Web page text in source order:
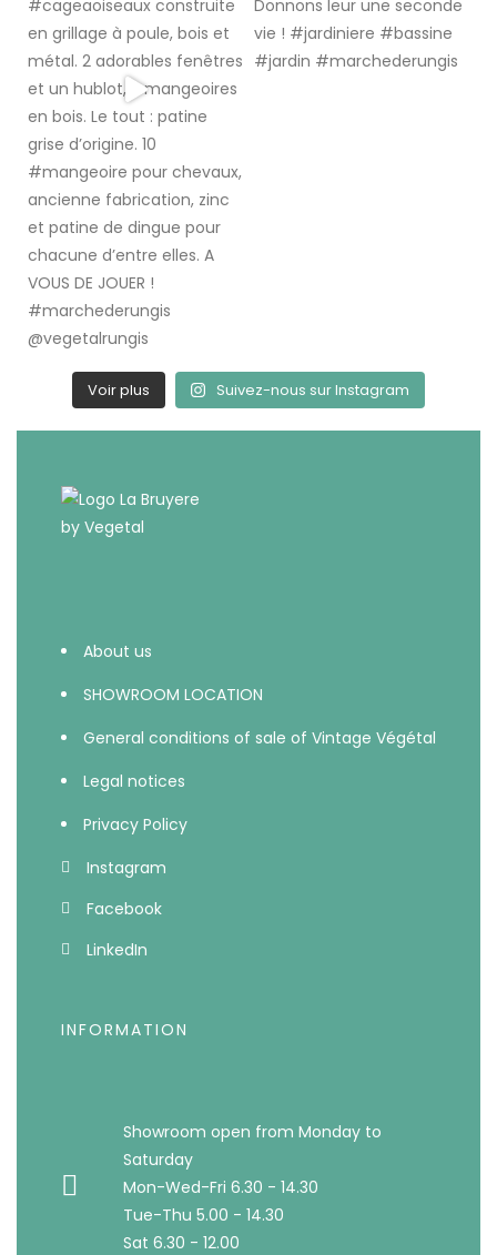
Voir plus Suivez-nous sur Instagram
About us
SHOWROOM LOCATION
General conditions of sale of Vintage Végétal
Legal notices
Privacy Policy
Instagram
Facebook
LinkedIn
INFORMATION
Showroom open from Monday to
Saturday
Mon-Wed-Fri 6.30 - 14.30
Tue-Thu 5.00 - 14.30
Sat 6.30 - 12.00